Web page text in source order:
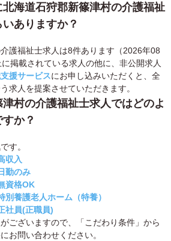
海道石狩郡新篠津村の介護福祉
ありますか？
護福祉士求人は8件あります（2026年08
掲載されている求人の他に、非公開求人
援サービスにお申し込みいただくと、全
求人を提案させていただきます。
村の介護福祉士求人ではどのよ
か？
す。
収入
勤のみ
資格OK
養護老人ホーム（特養）
社員(正職員)
ございますので、「こだわり条件」から
お問い合わせください。